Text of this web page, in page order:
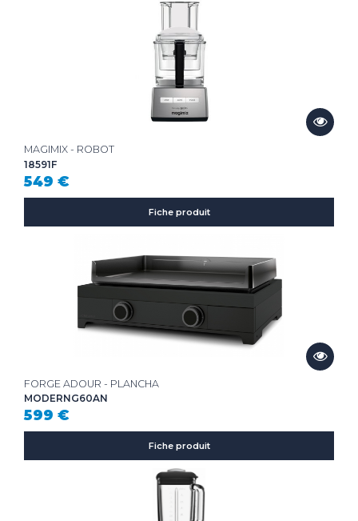
MAGIMIX - ROBOT
18591F
549 €
Fiche produit
FORGE ADOUR - PLANCHA
MODERNG60AN
599 €
Fiche produit